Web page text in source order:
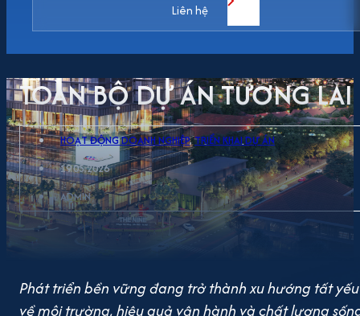
Liên hệ
TOÀN BỘ DỰ ÁN TƯƠNG LAI
HOẠT ĐỘNG DOANH NGHIỆP,TRIỂN KHAI DỰ ÁN
19.05.2026
ADMIN
Phát triển bền vững đang trở thành xu hướng tất
về môi trường, hiệu quả vận hành và chất lượng